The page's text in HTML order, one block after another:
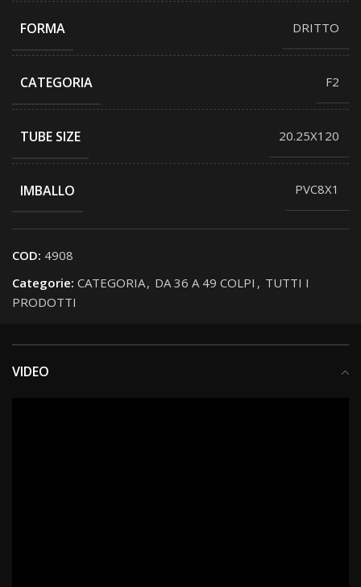
FORMA DRITTO
CATEGORIA F2
TUBE SIZE 20.25X120
IMBALLO PVC8X1
COD: 4908
Categorie: CATEGORIA, DA 36 A 49 COLPI , TUTTI I
PRODOTTI
VIDEO